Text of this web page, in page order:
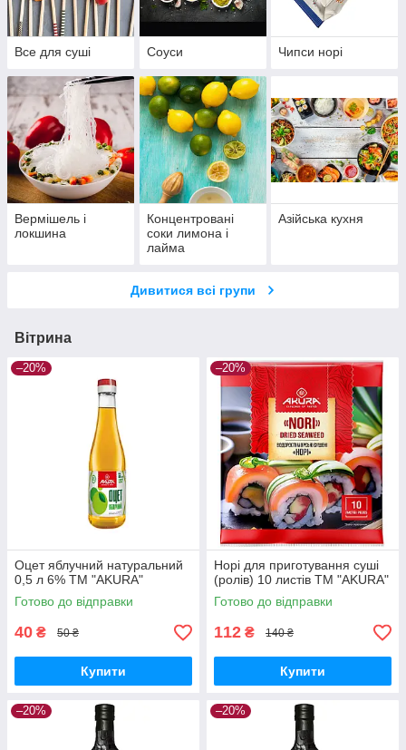
Все для суші Соуси Чипси норі
Вермішель і
локшина
Концентровані
соки лимона і
лайма
Азійська кухня
Дивитися всі групи
Вітрина
–20%
Оцет яблучний натуральний
0,5 л 6% ТМ "AKURA"
Готово до відправки
40 ₴ 50 ₴
Купити
–20%
Норі для приготування суші
(ролів) 10 листів ТМ "AKURA"
Готово до відправки
112 ₴ 140 ₴
Купити
–20% –20%